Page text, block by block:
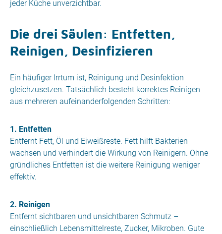
jeder Küche unverzichtbar.
Die drei Säulen: Entfetten,
Reinigen, Desinfizieren
Ein häufiger Irrtum ist, Reinigung und Desinfektion
gleichzusetzen. Tatsächlich besteht korrektes Reinigen
aus mehreren aufeinanderfolgenden Schritten:
1. Entfetten
Entfernt Fett, Öl und Eiweißreste. Fett hilft Bakterien
wachsen und verhindert die Wirkung von Reinigern. Ohne
gründliches Entfetten ist die weitere Reinigung weniger
effektiv.
2. Reinigen
Entfernt sichtbaren und unsichtbaren Schmutz –
einschließlich Lebensmittelreste, Zucker, Mikroben. Gute